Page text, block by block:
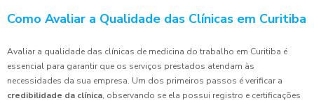
Como Avaliar a Qualidade das Clínicas em Curitiba
Avaliar a qualidade das clínicas de medicina do trabalho em Curitiba é
essencial para garantir que os serviços prestados atendam às
necessidades da sua empresa. Um dos primeiros passos é verificar a
credibilidade da clínica, observando se ela possui registro e certificações